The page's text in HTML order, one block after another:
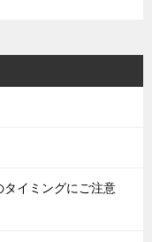
イミングにご注意